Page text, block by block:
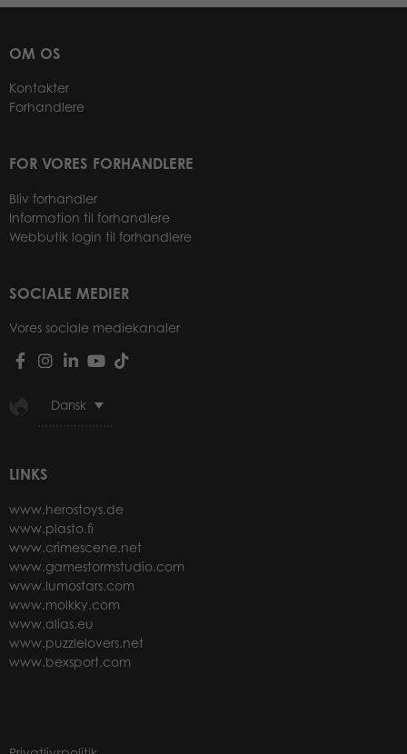
OM OS
Kontakter
Forhandlere
FOR VORES FORHANDLERE
Bliv forhandler
Information til forhandlere
Webbutik login til forhandlere
SOCIALE MEDIER
Vores sociale mediekanaler
Dansk
LINKS
www.herostoys.de
www.plasto.fi
www.crimescene.net
www.gamestormstudio.com
www.lumostars.com
www.molkky.com
www.alias.eu
www.puzzlelovers.net
www.bexsport.com